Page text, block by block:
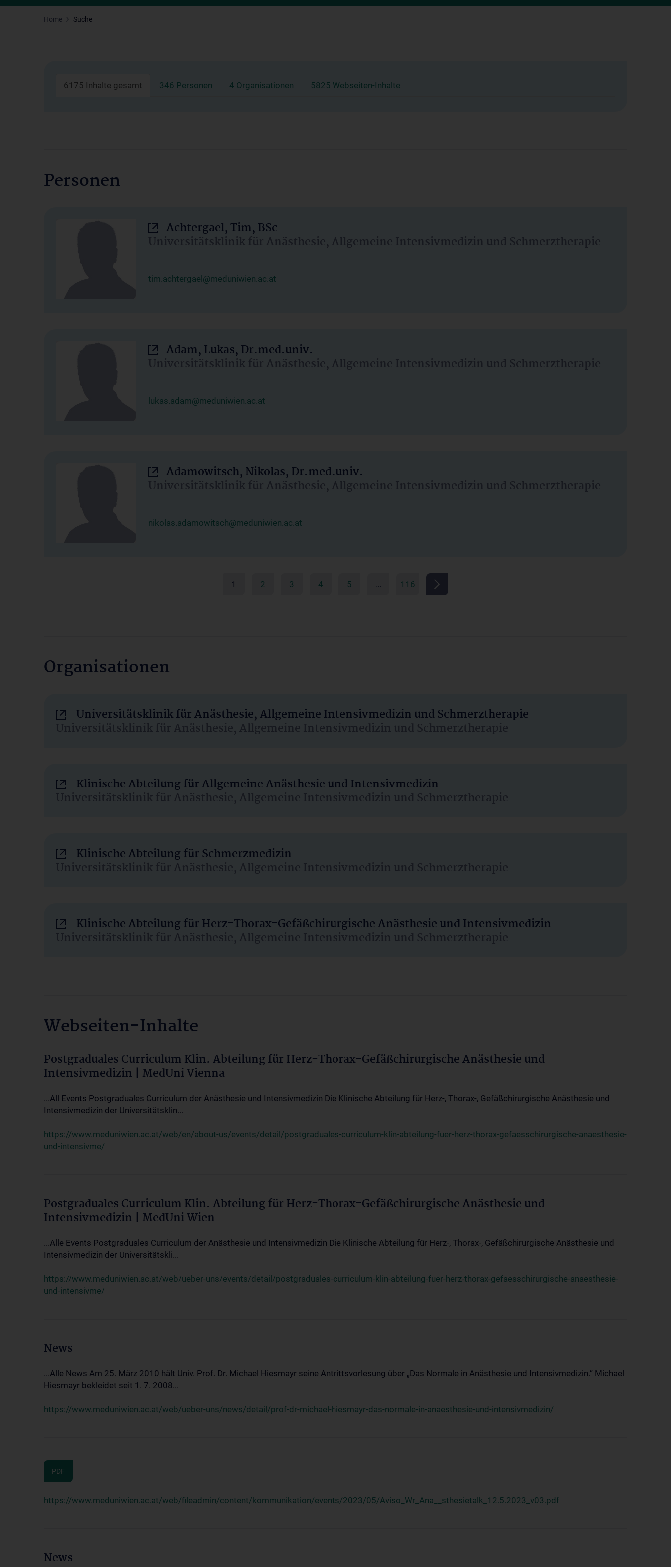
Home Suche
6175 Inhalte gesamt 346 Personen 4 Organisationen 5825 Webseiten-Inhalte
Personen
Achtergael, Tim, BSc
Universitätsklinik für Anästhesie, Allgemeine Intensivmedizin und Schmerztherapie
tim.achtergael@meduniwien.ac.at
Adam, Lukas, Dr.med.univ.
Universitätsklinik für Anästhesie, Allgemeine Intensivmedizin und Schmerztherapie
lukas.adam@meduniwien.ac.at
Adamowitsch, Nikolas, Dr.med.univ.
Universitätsklinik für Anästhesie, Allgemeine Intensivmedizin und Schmerztherapie
nikolas.adamowitsch@meduniwien.ac.at
1 2 3 4 5 … 116
Organisationen
Universitätsklinik für Anästhesie, Allgemeine Intensivmedizin und Schmerztherapie
Universitätsklinik für Anästhesie, Allgemeine Intensivmedizin und Schmerztherapie
Klinische Abteilung für Allgemeine Anästhesie und Intensivmedizin
Universitätsklinik für Anästhesie, Allgemeine Intensivmedizin und Schmerztherapie
Klinische Abteilung für Schmerzmedizin
Universitätsklinik für Anästhesie, Allgemeine Intensivmedizin und Schmerztherapie
Klinische Abteilung für Herz-Thorax-Gefäßchirurgische Anästhesie und Intensivmedizin
Universitätsklinik für Anästhesie, Allgemeine Intensivmedizin und Schmerztherapie
Webseiten-Inhalte
Postgraduales Curriculum Klin. Abteilung für Herz-Thorax-Gefäßchirurgische Anästhesie und
Intensivmedizin | MedUni Vienna
...All Events Postgraduales Curriculum der Anästhesie und Intensivmedizin Die Klinische Abteilung für Herz-, Thorax-, Gefäßchirurgische Anästhesie und
Intensivmedizin der Universitätsklin...
https://www.meduniwien.ac.at/web/en/about-us/events/detail/postgraduales-curriculum-klin-abteilung-fuer-herz-thorax-gefaesschirurgische-anaesthesie-
und-intensivme/
Postgraduales Curriculum Klin. Abteilung für Herz-Thorax-Gefäßchirurgische Anästhesie und
Intensivmedizin | MedUni Wien
...Alle Events Postgraduales Curriculum der Anästhesie und Intensivmedizin Die Klinische Abteilung für Herz-, Thorax-, Gefäßchirurgische Anästhesie und
Intensivmedizin der Universitätskli...
https://www.meduniwien.ac.at/web/ueber-uns/events/detail/postgraduales-curriculum-klin-abteilung-fuer-herz-thorax-gefaesschirurgische-anaesthesie-
und-intensivme/
News
...Alle News Am 25. März 2010 hält Univ. Prof. Dr. Michael Hiesmayr seine Antrittsvorlesung über „Das Normale in Anästhesie und Intensivmedizin.“ Michael
Hiesmayr bekleidet seit 1. 7. 2008...
https://www.meduniwien.ac.at/web/ueber-uns/news/detail/prof-dr-michael-hiesmayr-das-normale-in-anaesthesie-und-intensivmedizin/
PDF
https://www.meduniwien.ac.at/web/fileadmin/content/kommunikation/events/2023/05/Aviso_Wr_Ana__sthesietalk_12.5.2023_v03.pdf
News